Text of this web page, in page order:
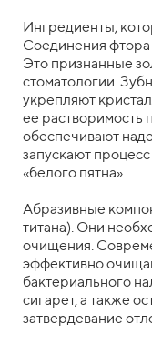
Ингредиенты,
Соединения фтора
Это признанные
стоматологии.
укрепляют
ее растворимость
обеспечивают
запускают
«белого пятна».
Абразивные
титана). Они
очищения.
эффективно
бактериального
сигарет, а также
затвердевание